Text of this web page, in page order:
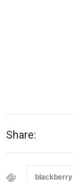
Share:
blackberry